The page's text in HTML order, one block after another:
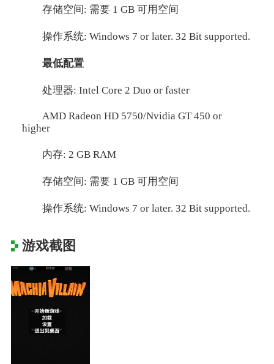
存储空间: 需要 1 GB 可用空间
操作系统: Windows 7 or later. 32 Bit supported.
最低配置
处理器: Intel Core 2 Duo or faster
AMD Radeon HD 5750/Nvidia GT 450 or
higher
内存: 2 GB RAM
存储空间: 需要 1 GB 可用空间
操作系统: Windows 7 or later. 32 Bit supported.
游戏截图